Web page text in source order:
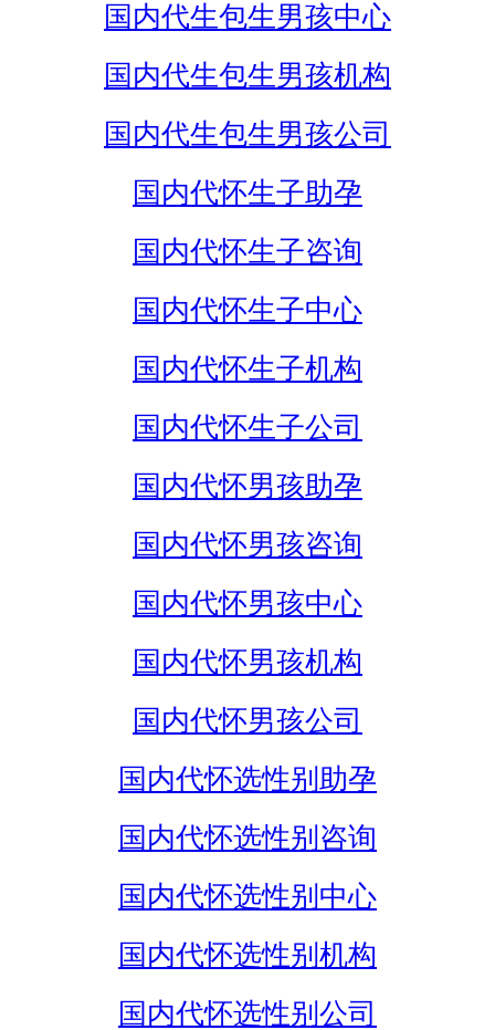
国内代生包生男孩中心
国内代生包生男孩机构
国内代生包生男孩公司
国内代怀生子助孕
国内代怀生子咨询
国内代怀生子中心
国内代怀生子机构
国内代怀生子公司
国内代怀男孩助孕
国内代怀男孩咨询
国内代怀男孩中心
国内代怀男孩机构
国内代怀男孩公司
国内代怀选性别助孕
国内代怀选性别咨询
国内代怀选性别中心
国内代怀选性别机构
国内代怀选性别公司